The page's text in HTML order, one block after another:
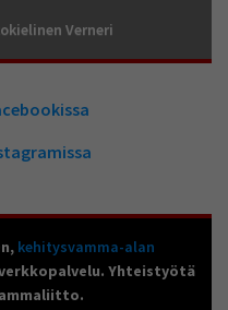
Verneri
kehitysvamma-alan
Yhteistyötä